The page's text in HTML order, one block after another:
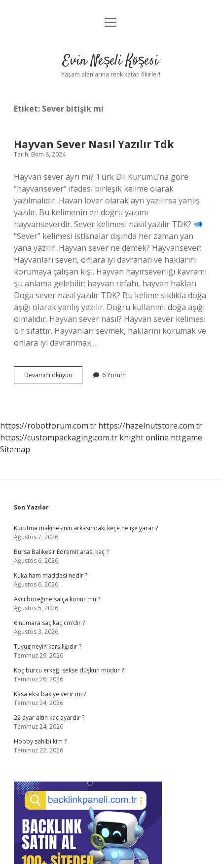
Anasayfa
Yasal Uyarı
menüyü
Evin Neşeli Köşesi
Yaşam alanlarına renk katan fikirler!
Etiket: Sever bitişik mi
Hayvan Sever Nasıl Yazılır Tdk
Tarih: Ekim 8, 2024
Hayvan sever ayrı mı? Türk Dil Kurumu’na göre
“hayvansever” ifadesi birleşik kelime olarak
yazılmalıdır. Havan lover olarak ayrı yazılırsa yanlış
yazılır. Bu kelimenin en doğru yazımı
hayvanseverdir. Sever kelimesi nasıl yazılır TDK?
“Sever” kelimesi istisnalar dışında her zaman yan
yana yazılır. Hayvan sever ne demek? Hayvansever;
Hayvanları seven, onlara iyi davranan ve haklarını
korumaya çalışan kişi. Hayvan hayırseverliği kavramı
şu anlama gelebilir: hayvan refahı, hayvan hakları
Doğa sever nasıl yazılır TDK? Bu kelime sıklıkla doğa
aşığı olarak yanlış yazılır. Doğru kullanımı doğa aşığı
olmalıdır. Hayvan sever nasıl? Hayvan sever kelimesi
bir sıfattır. Hayvanları sevmek, haklarını korumak ve
onlara iyi davranmak…
Devamını okuyun
Sever
6 Yorum
https://robotforum.com.tr https://hazelnutstore.com.tr
https://custompackaging.com.tr knight online nttgame
Sitemap
Sidebar
Son Yazılar
Kurutma makinesinin arkasındaki keçe ne işe yarar ?
Ağustos 7, 2026
Bursa Balıkesir Edremit arası kaç ?
Ağustos 6, 2026
Kuka ham maddesi nedir ?
Ağustos 6, 2026
Avcı böreğine salça konur mu ?
Ağustos 5, 2026
6 numara saç kaç cm’dir ?
Ağustos 3, 2026
Tuyug neyin karşılığıdır ?
Temmuz 29, 2026
Koç burcu erkeği sekse düşkün müdür ?
Temmuz 26, 2026
Kasa eksi bakiye verir mi ?
Temmuz 24, 2026
22 ayar altın kaç ayardır ?
Temmuz 24, 2026
Hobby sahibi kim ?
Temmuz 22, 2026